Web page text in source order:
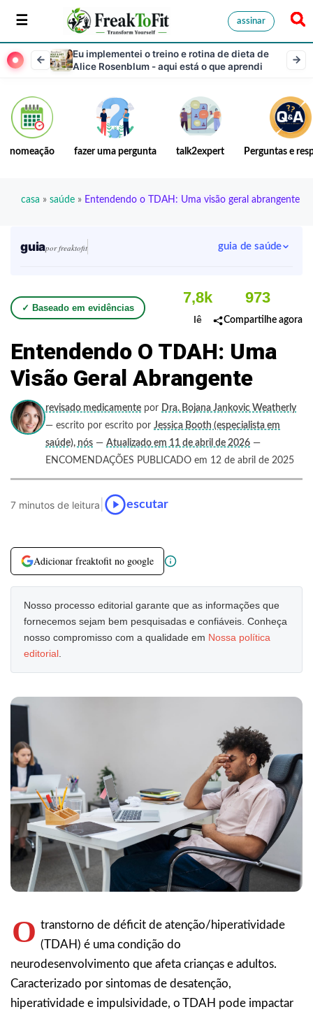
assinar
Eu implementei o treino e rotina de dieta de
Alice Rosenblum - aqui está o que aprendi
nomeação fazer uma pergunta talk2expert Perguntas e
casa » saúde » Entendendo o TDAH: Uma visão geral abrangente
guiapor freaktofit guia de saúde
✓ Baseado em evidências
7,8k
lê
973
Compartilhe agora
Entendendo O TDAH: Uma
Visão Geral Abrangente
revisado medicamente por Dra. Bojana Jankovic Weatherly
— escrito por escrito por Jessica Booth (especialista em
saúde), nós — Atualizado em 11 de abril de 2026 —
ENCOMENDAÇÕES PUBLICADO em 12 de abril de 2025
7 minutos de leitura escutar
Adicionar freaktofit no google
Nosso processo editorial garante que as informações que
fornecemos sejam bem pesquisadas e confiáveis. Conheça
nosso compromisso com a qualidade em Nossa política
editorial
O transtorno de déficit de atenção/hiperatividade
(TDAH) é uma condição do
neurodesenvolvimento que afeta crianças e adultos.
Caracterizado por sintomas de desatenção,
hiperatividade e impulsividade, o TDAH pode impactar